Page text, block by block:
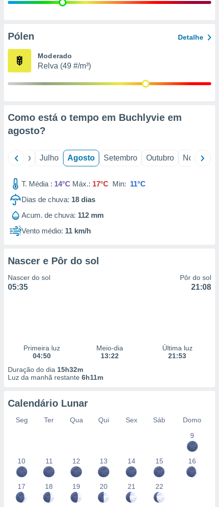
e
de
Pólen Detalhe
Moderado
Relva (49 #/m³)
Como está o tempo em Buchlyvie em
agosto?
Junho Julho Agosto Setembro Outubro Novembro
T. Média : 14°C Máx.: 17°C Min: 11°C
Dias de chuva: 18 dias
Acum. de chuva: 112 mm
Vento médio: 11 km/h
Nascer e Pôr do sol
Nascer do sol
05:35
Pôr do sol
21:08
Primeira luz
04:50
Meio-dia
13:22
Última luz
21:53
Duração do dia 15h32m
Luz da manhã restante 6h11m
Calendário Lunar
Seg Ter Qua Qui Sex Sáb
Domo
9
10 11 12 13 14 15 16
17 18 19 20 21 22